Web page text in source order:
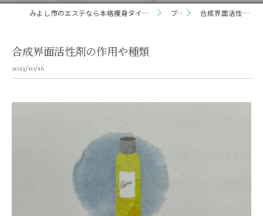
みよし市のエステなら本格痩身ダイエット専門サロン輝 らいと 三好店 ブログ 合成界面活性剤の作用や種類
合成界面活性剤の作用や種類
2023/10/16